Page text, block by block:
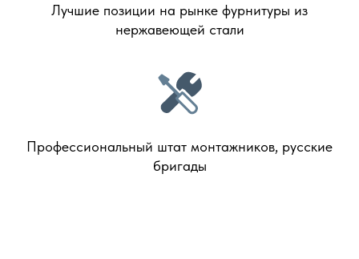
Лучшие позиции на рынке фурнитуры из
нержавеющей стали
Профессиональный штат монтажников, русские
бригады